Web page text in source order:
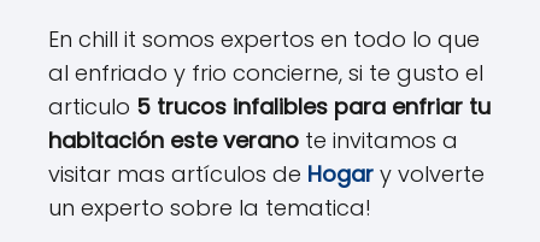
En chill it somos expertos en todo lo que
al enfriado y frio concierne, si te gusto el
articulo 5 trucos infalibles para enfriar tu
habitación este verano te invitamos a
visitar mas artículos de Hogar y volverte
un experto sobre la tematica!